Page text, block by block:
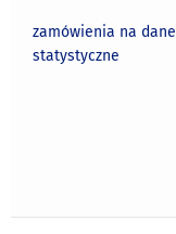
zamówienia na dane
statystyczne